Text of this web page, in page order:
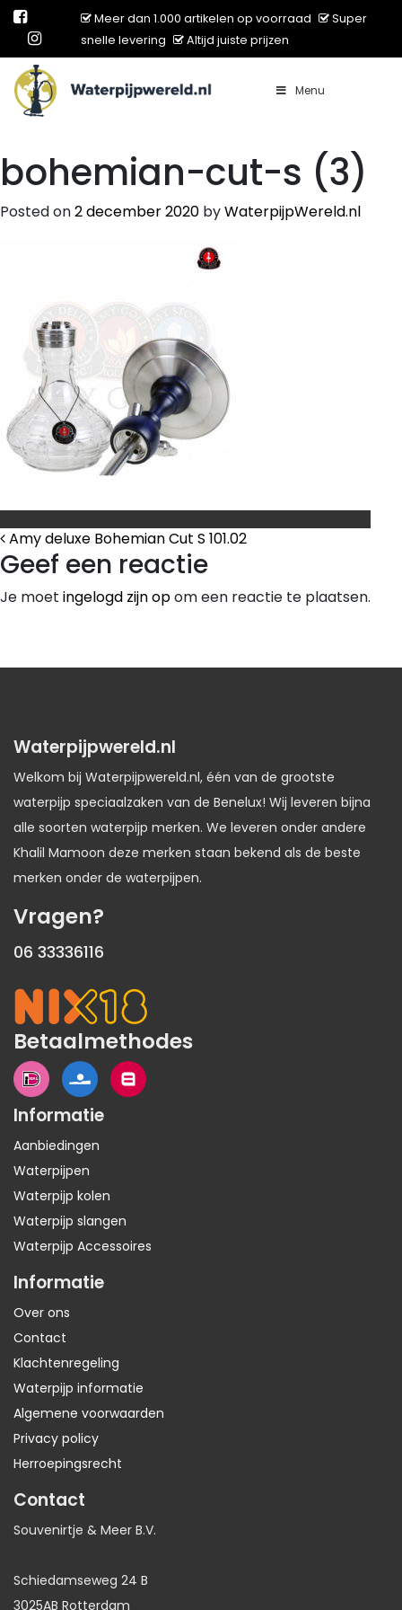
Meer dan 1.000 artikelen op voorraad
Super
snelle levering
Altijd juiste prijzen
Main Navigation Menu
bohemian-cut-s (3)
Posted on2 december 2020 byWaterpijpWereld.nl
Bericht Navigatie
Amy deluxe Bohemian Cut S 101.02
Geef een reactie
Je moet ingelogd zijn opom een reactie te plaatsen.
Waterpijpwereld.nl
Welkom bij Waterpijpwereld.nl, één van de grootste
waterpijp speciaalzaken van de Benelux! Wij leveren bijna
alle soorten waterpijp merken. We leveren onder andere
Khalil Mamoon deze merken staan bekend als de beste
merken onder de waterpijpen.
Vragen?
06 33336116
Betaalmethodes
Informatie
Aanbiedingen
Waterpijpen
Waterpijp kolen
Waterpijp slangen
Waterpijp Accessoires
Informatie
Over ons
Contact
Klachtenregeling
Waterpijp informatie
Algemene voorwaarden
Privacy policy
Herroepingsrecht
Contact
Souvenirtje & Meer B.V.
Schiedamseweg 24 B
3025AB Rotterdam